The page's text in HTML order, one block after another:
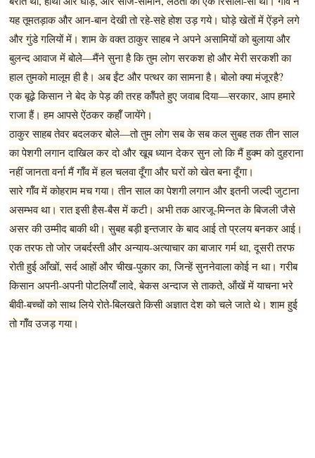
यह तूमतड़ाक और आन-बान देखी तो रहे-सहे होश उड़ गये। घोड़े खेतों में ऐंड़ने लगे
और गुंडे गलियों में। शाम के वक्त ठाकुर साहब ने अपने असामियों को बुलाया और
बुलन्द आवाज में बोले—मैंने सुना है कि तुम लोग सरकश हो और मेरी सरकशी का
हाल तुमको मालूम ही है। अब ईंट और पत्थर का सामना है। बोलो क्या मंजूरहै?
एक बूढ़े किसान ने बेद के पेड़ की तरह कॉँपते हुए जवाब दिया—सरकार, आप हमारे
राजा हैं। हम आपसे ऐंठकर कहॉँ जायेंगे।
ठाकुर साहब तेवर बदलकर बोले—तो तुम लोग सब के सब कल सुबह तक तीन साल
का पेशगी लगान दाखिल कर दो और खूब ध्यान देकर सुन लो कि मैं हुक्म को दुहराना
नहीं जानता वर्ना मैं गॉँव में हल चलवा दूँगा और घरों को खेत बना दूँगा।
सारे गॉँव में कोहराम मच गया। तीन साल का पेशगी लगान और इतनी जल्दी जुटाना
असम्भव था। रात इसी हैस-बैस में कटी। अभी तक आरजू-मिन्नत के बिजली जैसे
असर की उम्मीद बाकी थी। सुबह बड़ी इन्तजार के बाद आई तो प्रलय बनकर आई।
एक तरफ तो जोर जबर्दस्ती और अन्याय-अत्याचार का बाजार गर्म था, दूसरी तरफ
रोती हुई आँखों, सर्द आहों और चीख-पुकार का, जिन्हें सुननेवाला कोई न था। गरीब
किसान अपनी-अपनी पोटलियॉँ लादे, बेकस अन्दाज से ताकते, ऑंखें में याचना भरे
बीवी-बच्चों को साथ लिये रोते-बिलखते किसी अज्ञात देश को चले जाते थे। शाम हुई
तो गॉँव उजड़ गया।